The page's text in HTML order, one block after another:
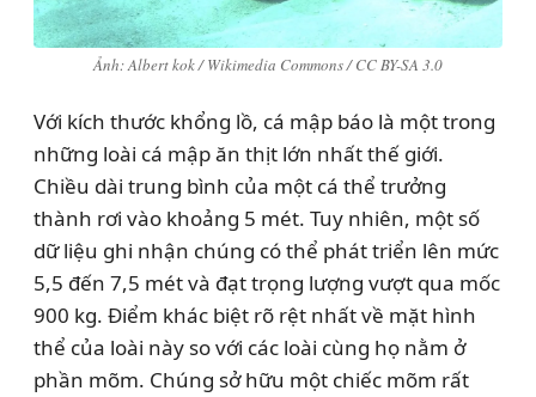
Ảnh: Albert kok / Wikimedia Commons / CC BY-SA 3.0
Với kích thước khổng lồ, cá mập báo là một trong
những loài cá mập ăn thịt lớn nhất thế giới.
Chiều dài trung bình của một cá thể trưởng
thành rơi vào khoảng 5 mét. Tuy nhiên, một số
dữ liệu ghi nhận chúng có thể phát triển lên mức
5,5 đến 7,5 mét và đạt trọng lượng vượt qua mốc
900 kg. Điểm khác biệt rõ rệt nhất về mặt hình
thể của loài này so với các loài cùng họ nằm ở
phần mõm. Chúng sở hữu một chiếc mõm rất